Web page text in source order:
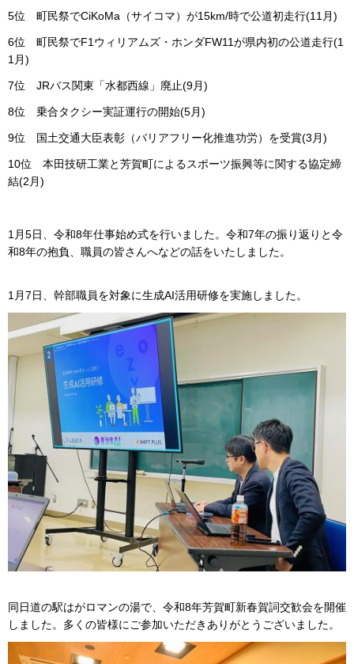
5位 町民祭でCiKoMa（サイコマ）が15km/時で公道初走行(11月)
6位 町民祭でF1ウィリアムズ・ホンダFW11が県内初の公道走行(1
1月)
7位 JRバス関東「水都西線」廃止(9月)
8位 乗合タクシー実証運行の開始(5月)
9位 国土交通大臣表彰（バリアフリー化推進功労）を受賞(3月)
10位 本田技研工業と芳賀町によるスポーツ振興等に関する協定締
結(2月)
1月5日、令和8年仕事始め式を行いました。令和7年の振り返りと令
和8年の抱負、職員の皆さんへなどの話をいたしました。
1月7日、幹部職員を対象に生成AI活用研修を実施しました。
同日道の駅はがロマンの湯で、令和8年芳賀町新春賀詞交歓会を開催
しました。多くの皆様にご参加いただきありがとうございました。